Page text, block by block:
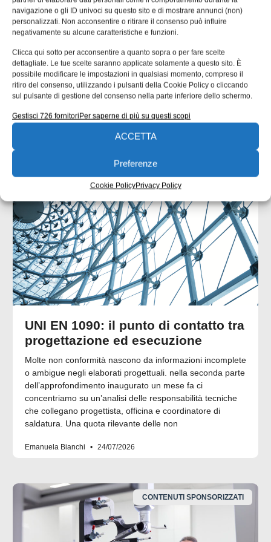
navigazione o gli ID univoci su questo sito e di mostrare annunci (non)
personalizzati. Non acconsentire o ritirare il consenso può influire
negativamente su alcune caratteristiche e funzioni.
Clicca qui sotto per acconsentire a quanto sopra o per fare scelte
dettagliate. Le tue scelte saranno applicate solamente a questo sito. È
possibile modificare le impostazioni in qualsiasi momento, compreso il
ritiro del consenso, utilizzando i pulsanti della Cookie Policy o cliccando
sul pulsante di gestione del consenso nella parte inferiore dello schermo.
Gestisci 726 fornitoriPer saperne di più su questi scopi
ACCETTA
Preferenze
Cookie PolicyPrivacy Policy
ISCRIVITI ALLA NEWSLETTER
UNI EN 1090: il punto di contatto tra
progettazione ed esecuzione
Molte non conformità nascono da informazioni incomplete
o ambigue negli elaborati progettuali. nella seconda parte
dell’approfondimento inaugurato un mese fa ci
concentriamo su un’analisi delle responsabilità tecniche
che collegano progettista, officina e coordinatore di
saldatura. Una quota rilevante delle non
Emanuela Bianchi 24/07/2026
CONTENUTI SPONSORIZZATI